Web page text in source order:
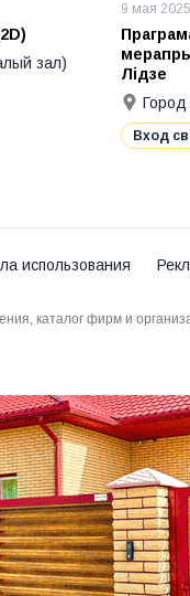
зал)
9 мая 2025
Лідзе
Вход
использования
каталог фирм и